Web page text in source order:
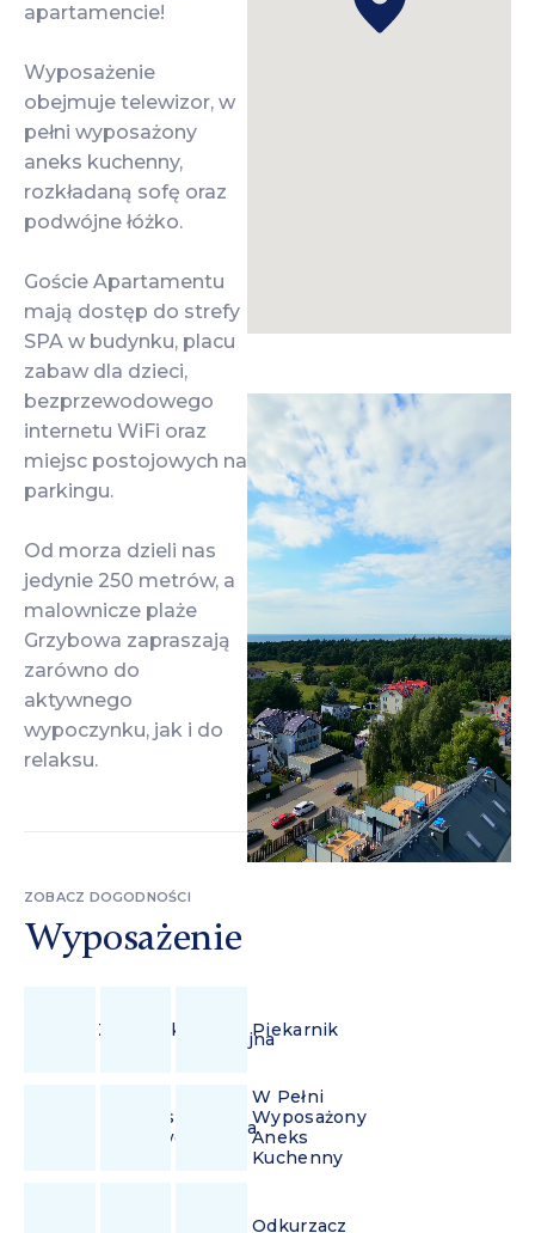
apartamencie!
Wyposażenie
obejmuje telewizor, w
pełni wyposażony
aneks kuchenny,
rozkładaną sofę oraz
podwójne łóżko.
Goście Apartamentu
mają dostęp do strefy
SPA w budynku, placu
zabaw dla dzieci,
bezprzewodowego
internetu WiFi oraz
miejsc postojowych na
parkingu.
Od morza dzieli nas
jedynie 250 metrów, a
malownicze plaże
Grzybowa zapraszają
zarówno do
aktywnego
wypoczynku, jak i do
relaksu.
ZOBACZ DOGODNOŚCI
Wyposażenie
Zmywarka IndukcyjnaPiekarnik
Ekspres
PrzelewowyLodówka
W Pełni
Wyposażony
Aneks
Kuchenny
Odkurzacz